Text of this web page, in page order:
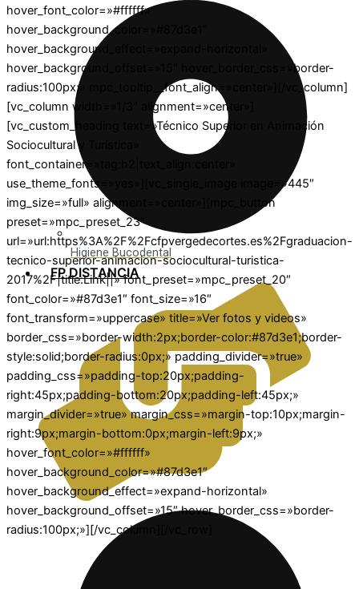
Higiene Bucodental
FP DISTANCIA
hover_font_color=»#ffffff»
hover_background_color=»#87d3e1″
hover_background_effect=»expand-horizontal»
hover_background_offset=»15″ hover_border_css=»border-
radius:100px;» mpc_tooltip__font_align=»center»][/vc_column]
[vc_column width=»1/3″ alignment=»center»]
[vc_custom_heading text=»Técnico Superior en Animación
Sociocultural y Turística»
font_container=»tag:h2|text_align:center»
use_theme_fonts=»yes»][vc_single_image image=»445″
img_size=»full» alignment=»center»][mpc_button
preset=»mpc_preset_23″
url=»url:https%3A%2F%2Fcfpvergedecortes.es%2Fgraduacion-
tecnico-superior-animacion-sociocultural-turistica-
2017%2F|title:Link||» font_preset=»mpc_preset_20″
font_color=»#87d3e1″ font_size=»16″
font_transform=»uppercase» title=»Ver fotos y videos»
border_css=»border-width:2px;border-color:#87d3e1;border-
style:solid;border-radius:0px;» padding_divider=»true»
padding_css=»padding-top:20px;padding-
right:45px;padding-bottom:20px;padding-left:45px;»
margin_divider=»true» margin_css=»margin-top:10px;margin-
right:9px;margin-bottom:0px;margin-left:9px;»
hover_font_color=»#ffffff»
hover_background_color=»#87d3e1″
hover_background_effect=»expand-horizontal»
hover_background_offset=»15″ hover_border_css=»border-
radius:100px;»][/vc_column][/vc_row]